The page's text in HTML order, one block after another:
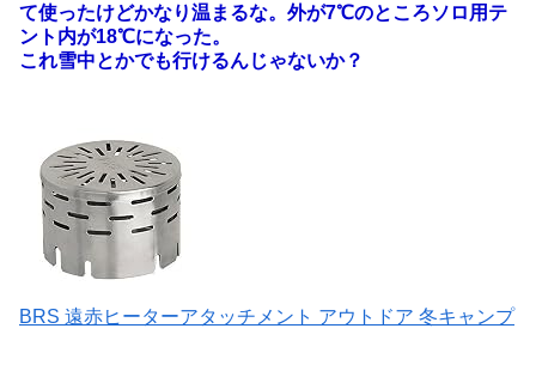
て使ったけどかなり温まるな。外が7℃のところソロ用テ
ント内が18℃になった。
これ雪中とかでも行けるんじゃないか？
BRS 遠赤ヒーターアタッチメント アウトドア 冬キャンプ